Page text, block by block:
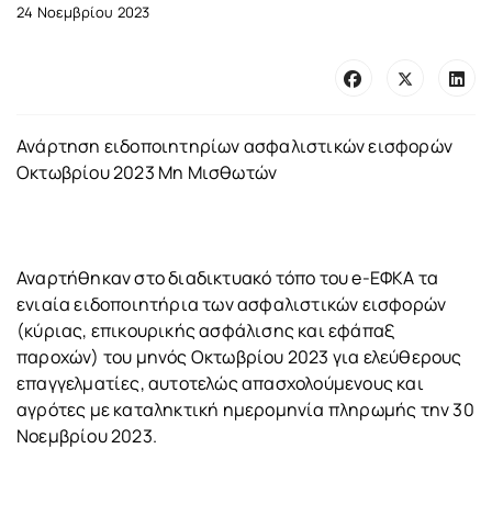
24 Νοεμβρίου 2023
Ανάρτηση ειδοποιητηρίων ασφαλιστικών εισφορών
Οκτωβρίου 2023 Μη Μισθωτών
Αναρτήθηκαν στο διαδικτυακό τόπο του e-ΕΦΚΑ τα
ενιαία ειδοποιητήρια των ασφαλιστικών εισφορών
(κύριας, επικουρικής ασφάλισης και εφάπαξ
παροχών) του μηνός Οκτωβρίου 2023 για ελεύθερους
επαγγελματίες, αυτοτελώς απασχολούμενους και
αγρότες με καταληκτική ημερομηνία πληρωμής την 30
Νοεμβρίου 2023.